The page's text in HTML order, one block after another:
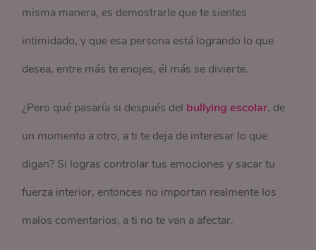
misma manera, es demostrarle que te sientes
intimidado, y que esa persona está logrando lo que
desea, entre más te enojes, él más se divierte.
¿Pero qué pasaría si después del bullying escolar, de
un momento a otro, a ti te deja de interesar lo que
digan? Si logras controlar tus emociones y sacar tu
fuerza interior, entonces no importan realmente los
malos comentarios, a ti no te van a afectar.